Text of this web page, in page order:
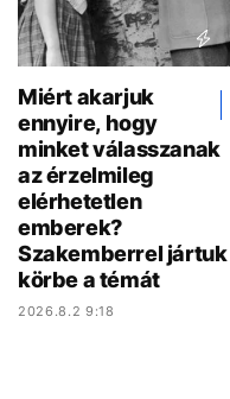
Miért akarjuk
ennyire, hogy
minket válasszanak
az érzelmileg
elérhetetlen
emberek?
Szakemberrel jártuk
körbe a témát
2026.8.2 9:18